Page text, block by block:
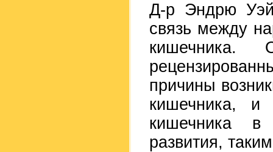
Д-р Эндрю
связь между
кишечника.
причины
кишечника, и
кишечника в
развития,